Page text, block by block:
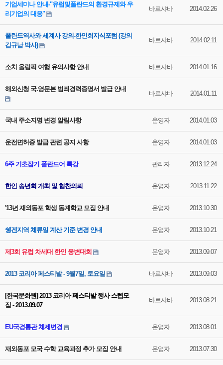
기업세미나 안내-"유럽및폴란드의 환경규제와 우
리기업의 대응"
바르샤바 2014.02.26
폴란드역사와 세계사 강의-한인회지식포럼 (강의
김규남 박사)
바르샤바 2014.02.11
소치 올림픽 여행 유의사항 안내 바르샤바 2014.01.16
해외신청 국.영문본 범죄경력증명서 발급 안내
바르샤바 2014.01.11
국내 주소지명 변경 알림사항 운영자 2014.01.03
운전면허증 발급 관련 공지 사항 운영자 2014.01.03
6주 기초잡기 폴란드어 특강 관리자 2013.12.24
한인 송년회 개최 및 협찬의뢰 운영자 2013.11.22
'13년 재외동포 학생 동계학교 모집 안내 운영자 2013.10.30
쉥겐지역 체류일 계산 기준 변경 안내 운영자 2013.10.21
제3회 유럽 차세대 한인 웅변대회 운영자 2013.09.07
2013 코리아 페스티발 - 9월7일, 토요일 바르샤바 2013.09.03
[한국문화원] 2013 코리아 페스티발 행사 스텝모
집 - 2013.09.07
바르샤바 2013.08.21
EU국경통관 체제변경 운영자 2013.08.01
재외동포 모국 수학 교육과정 추가 모집 안내 운영자 2013.07.30